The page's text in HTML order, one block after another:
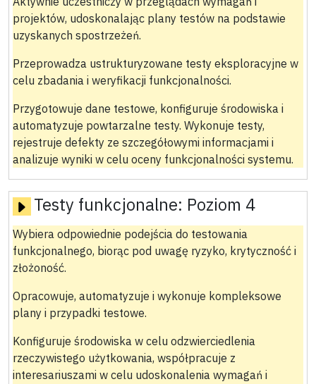
projektów, udoskonalając plany testów na podstawie
uzyskanych spostrzeżeń.
Przeprowadza ustrukturyzowane testy eksploracyjne w
celu zbadania i weryfikacji funkcjonalności.
Przygotowuje dane testowe, konfiguruje środowiska i
automatyzuje powtarzalne testy. Wykonuje testy,
rejestruje defekty ze szczegółowymi informacjami i
analizuje wyniki w celu oceny funkcjonalności systemu.
Testy funkcjonalne: Poziom 4
Wybiera odpowiednie podejścia do testowania
funkcjonalnego, biorąc pod uwagę ryzyko, krytyczność i
złożoność.
Opracowuje, automatyzuje i wykonuje kompleksowe
plany i przypadki testowe.
Konfiguruje środowiska w celu odzwierciedlenia
rzeczywistego użytkowania, współpracuje z
interesariuszami w celu udoskonalenia wymagań i